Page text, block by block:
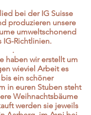
bei der IG Suisse
produzieren unsere
umweltschonend
IG-Richtlinien.
.
haben wir erstellt um
wieviel Arbeit es
ein schöner
in euren Stuben steht
Weihnachtsbäume
werden sie jeweils